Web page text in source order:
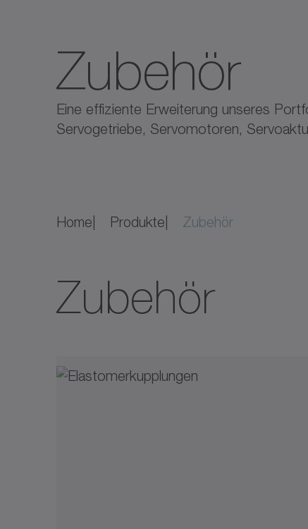
Zubehör
Eine effiziente Erweiterung unseres
Servogetriebe, Servomotoren,
Home Produkte Zubehör
Zubehör